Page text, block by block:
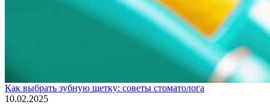
Как выбрать зубную щетку: советы стоматолога
10.02.2025